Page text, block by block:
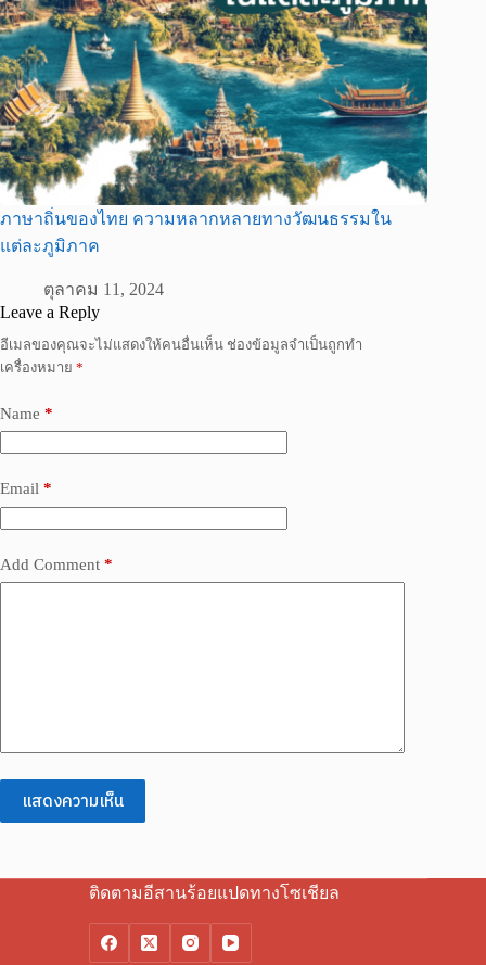
ภาษาถิ่นของไทย ความหลากหลายทางวัฒนธรรมใน
แต่ละภูมิภาค
ตุลาคม 11, 2024
Leave a Reply
อีเมลของคุณจะไม่แสดงให้คนอื่นเห็น ช่องข้อมูลจำเป็นถูกทำ
เครื่องหมาย *
Name *
Email *
Add Comment *
แสดงความเห็น
ติดตามอีสานร้อยแปดทางโซเชียล